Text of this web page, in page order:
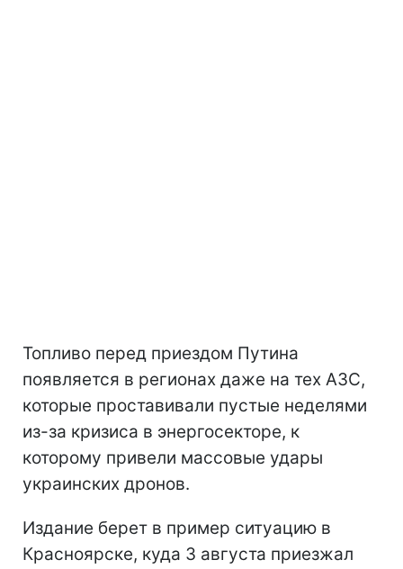
Топливо перед приездом Путина
появляется в регионах даже на тех АЗС,
которые проставивали пустые неделями
из-за кризиса в энергосекторе, к
которому привели массовые удары
украинских дронов.
Издание берет в пример ситуацию в
Красноярске, куда 3 августа приезжал